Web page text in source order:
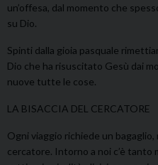
un’offesa, dal momento che
su Dio.
Spinti dalla gioia pasquale
Dio che ha risuscitato Gesù dai
nuove tutte le cose.
LA BISACCIA DEL CERCATORE
Ogni viaggio richiede un
cercatore. Intorno a noi c’è tanto